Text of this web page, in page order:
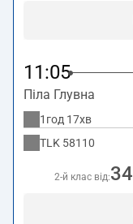
11:05
Піла Глувна
1год 17хв
TLK 58110
2-й клас від:34